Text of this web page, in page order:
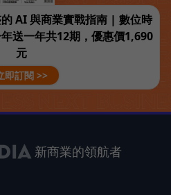
AI 與商業實戰指南 | 數位時
送一年共12期，優惠價1,690
元
即訂閱 >>
新商業的領航者